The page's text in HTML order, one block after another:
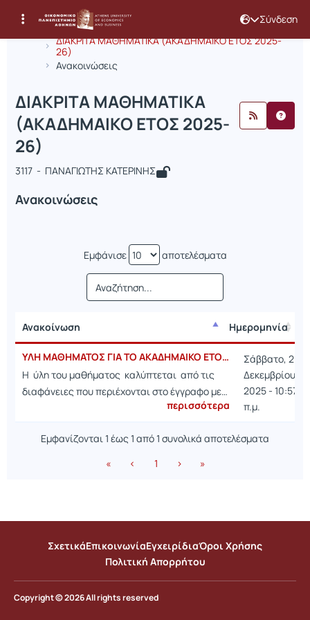
Σύνδεση
Αρχική Σελίδα
ΔΙΑΚΡΙΤΑ ΜΑΘΗΜΑΤΙΚΑ (ΑΚΑΔΗΜΑΙΚΟ ΕΤΟΣ 2025-
26)
Ανακοινώσεις
Μάθημα : ΔΙΑΚΡΙΤΑ ΜΑΘΗΜΑΤΙΚΑ
Κωδικός : INF117
ΔΙΑΚΡΙΤΑ ΜΑΘΗΜΑΤΙΚΑ
(ΑΚΑΔΗΜΑΙΚΟ ΕΤΟΣ 2025-
26)
3117 - ΠΑΝΑΓΙΩΤΗΣ ΚΑΤΕΡΙΝΗΣ
Ανακοινώσεις
Εμφάνισε αποτελέσματα
Ανακοίνωση
Ημερομηνία
Ανακοίνωση
ΥΛΗ ΜΑΘΗΜΑΤΟΣ ΓΙΑ ΤΟ ΑΚΑΔΗΜΑΙΚΟ ΕΤΟΣ 2025-26.
Η ύλη του μαθήματος καλύπτεται από τις
διαφάνειες που περιέχονται στο έγγραφο με…
περισσότερα
Σάββατο, 20
Δεκεμβρίου
2025 - 10:57
π.μ.
Εμφανίζονται 1 έως 1 από 1 συνολικά αποτελέσματα
«
‹ 1 › »
ΣχετικάΕπικοινωνίαΕγχειρίδιαΌροι Χρήσης
Πολιτική Απορρήτου
Copyright © 2026 All rights reserved